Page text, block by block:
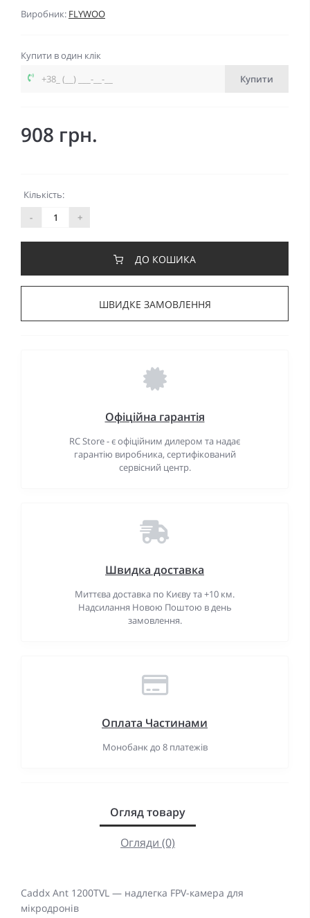
Виробник: FLYWOO
Купити в один клік
Купити
908 грн.
Кількість:
-
+
ДО КОШИКА
ШВИДКЕ ЗАМОВЛЕННЯ
Офіційна гарантія
RC Store - є офіційним дилером та надає
гарантію виробника, сертифікований
сервісний центр.
Швидка доставка
Миттєва доставка по Києву та +10 км.
Надсилання Новою Поштою в день
замовлення.
Оплата Частинами
Монобанк до 8 платежів
Огляд товару
Огляди (0)
Caddx Ant 1200TVL — надлегка FPV-камера для
мікродронів